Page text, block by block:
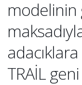
modelinin
TRAİL